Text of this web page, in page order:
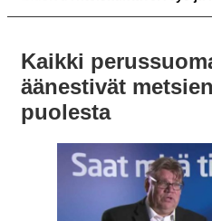
Kaikki
äänestivät
puolesta